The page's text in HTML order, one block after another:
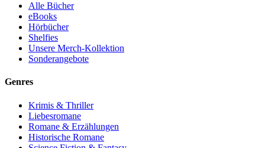
Alle Bücher
eBooks
Hörbücher
Shelfies
Unsere Merch-Kollektion
Sonderangebote
Genres
Krimis & Thriller
Liebesromane
Romane & Erzählungen
Historische Romane